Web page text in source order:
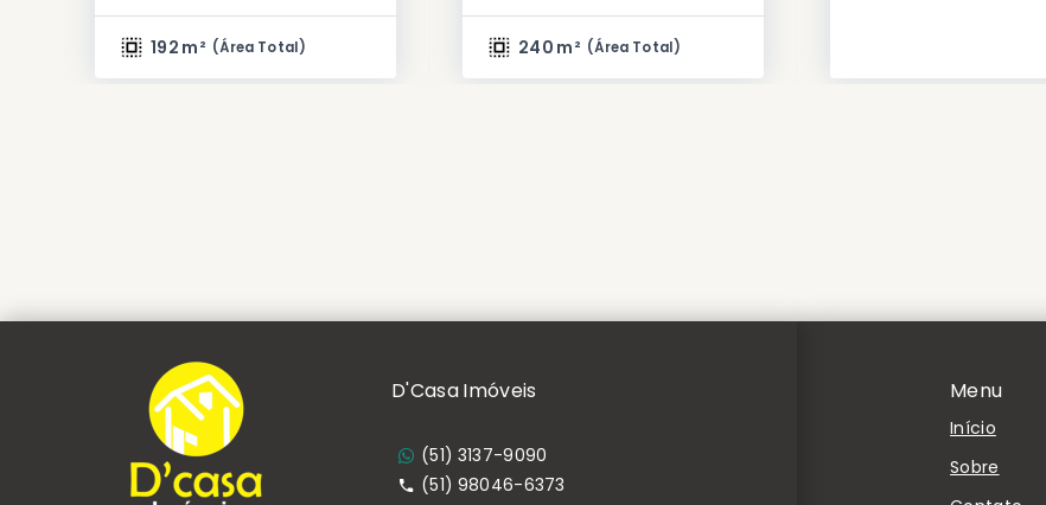
192 m² (Área Total) 240 m² (Área Total)
Menu
Início
Sobre
D'Casa Imóveis
(51) 3137-9090
(51) 98046-6373